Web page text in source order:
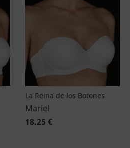
La Reina de los Botones
Mariel
18.25 €